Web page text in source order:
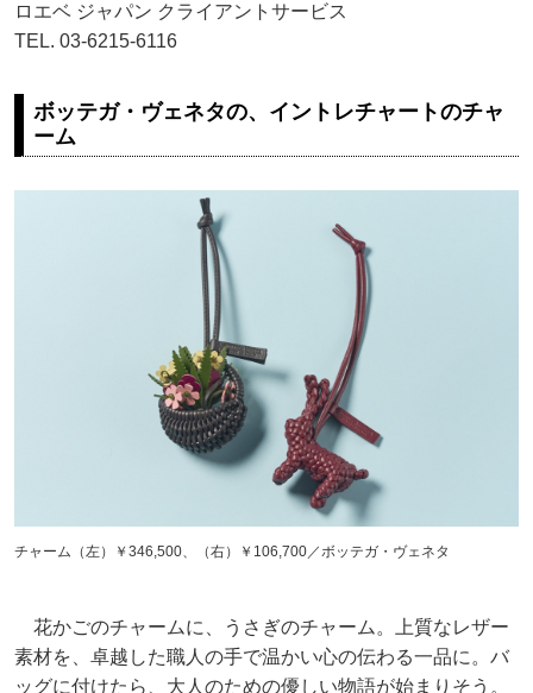
ロエベ ジャパン クライアントサービス
TEL. 03-6215-6116
ボッテガ・ヴェネタの、イントレチャートのチャ
ーム
チャーム（左）￥346,500、（右）￥106,700／ボッテガ・ヴェネタ
花かごのチャームに、うさぎのチャーム。上質なレザー
素材を、卓越した職人の手で温かい心の伝わる一品に。バ
ッグに付けたら、大人のための優しい物語が始まりそう。